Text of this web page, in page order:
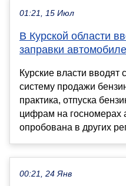
01:21, 15 Июл
В Курской области
заправки
Курские власти
систему продажи
практика, отпуска
цифрам на госномерах
опробована в других
00:21, 24 Янв